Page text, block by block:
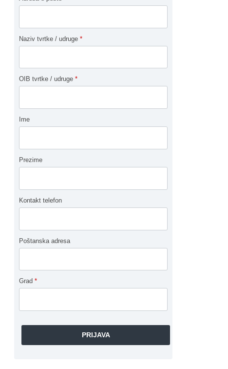
Naziv tvrtke / udruge *
OIB tvrtke / udruge *
Ime
Prezime
Kontakt telefon
Poštanska adresa
Grad *